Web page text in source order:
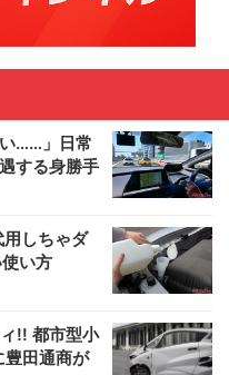
い……」日常
する身勝手
しちゃダ
い方
!! 都市型小
田通商が